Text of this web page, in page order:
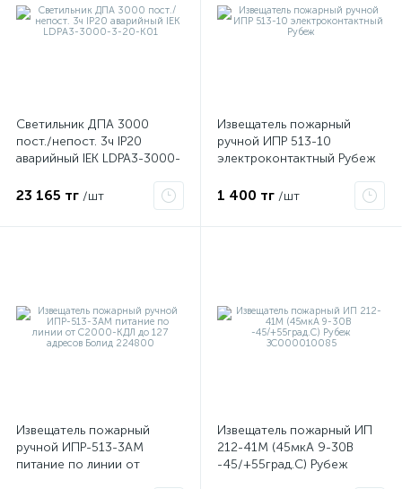
Светильник ДПА 3000
пост./непост. 3ч IP20
аварийный IEK LDPA3-3000-
23 165 тг /шт
Извещатель пожарный
ручной ИПР 513-10
электроконтактный Рубеж
1 400 тг /шт
Извещатель пожарный
ручной ИПР-513-3АМ
питание по линии от
Извещатель пожарный ИП
212-41М (45мкА 9-30В
-45/+55град.C) Рубеж